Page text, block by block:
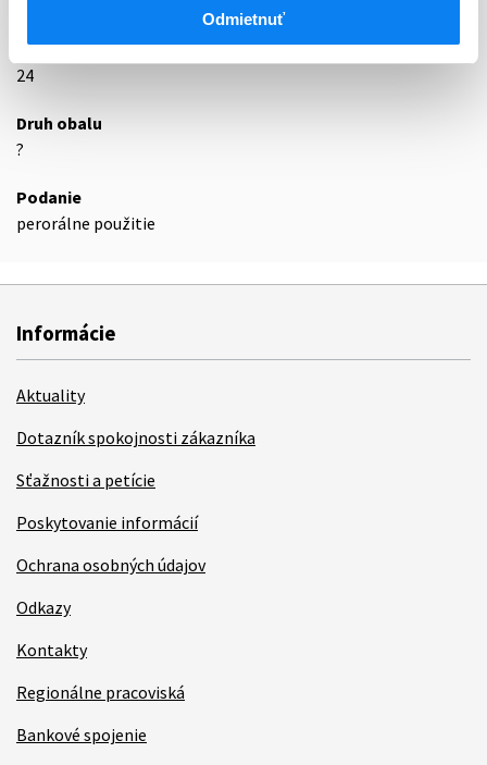
Odmietnuť
Exspirácia
24
Druh obalu
?
Podanie
perorálne použitie
Informácie
Aktuality
Dotazník spokojnosti zákazníka
Sťažnosti a petície
Poskytovanie informácií
Ochrana osobných údajov
Odkazy
Kontakty
Regionálne pracoviská
Bankové spojenie